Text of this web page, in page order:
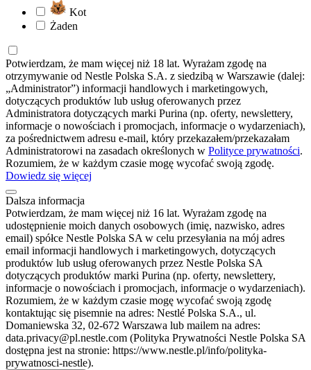
Kot
Żaden
Potwierdzam, że mam więcej niż 18 lat. Wyrażam zgodę na
otrzymywanie od Nestle Polska S.A. z siedzibą w Warszawie (dalej:
„Administrator”) informacji handlowych i marketingowych,
dotyczących produktów lub usług oferowanych przez
Administratora dotyczących marki Purina (np. oferty, newslettery,
informacje o nowościach i promocjach, informacje o wydarzeniach),
za pośrednictwem adresu e-mail, który przekazałem/przekazałam
Administratorowi na zasadach określonych w Polityce prywatności.
Rozumiem, że w każdym czasie mogę wycofać swoją zgodę.
Dowiedz się więcej
Dalsza informacja
Potwierdzam, że mam więcej niż 16 lat. Wyrażam zgodę na
udostępnienie moich danych osobowych (imię, nazwisko, adres
email) spółce Nestle Polska SA w celu przesyłania na mój adres
email informacji handlowych i marketingowych, dotyczących
produktów lub usług oferowanych przez Nestle Polska SA
dotyczących produktów marki Purina (np. oferty, newslettery,
informacje o nowościach i promocjach, informacje o wydarzeniach).
Rozumiem, że w każdym czasie mogę wycofać swoją zgodę
kontaktując się pisemnie na adres: Nestlé Polska S.A., ul.
Domaniewska 32, 02-672 Warszawa lub mailem na adres:
data.privacy@pl.nestle.com (Polityka Prywatności Nestle Polska SA
dostępna jest na stronie: https://www.nestle.pl/info/polityka-
prywatnosci-nestle).